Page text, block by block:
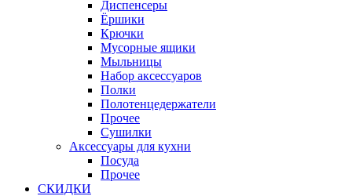
Диспенсеры
Ёршики
Крючки
Мусорные ящики
Мыльницы
Набор аксессуаров
Полки
Полотенцедержатели
Прочее
Сушилки
Аксессуары для кухни
Посуда
Прочее
СКИДКИ